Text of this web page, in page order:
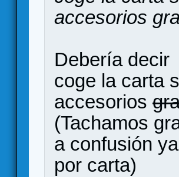
accesorios
Debería decir
coge la carta
accesorios
(Tachamos
a confusión
por carta)